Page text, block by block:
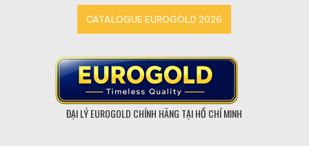
CATALOGUE EUROGOLD 2026
ĐẠI LÝ EUROGOLD CHÍNH HÃNG TẠI HỒ CHÍ MINH